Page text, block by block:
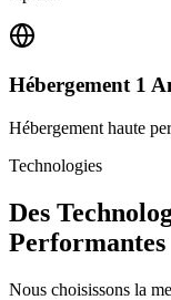
Hébergement 1
Hébergement haute
Technologies
Des
Performantes
Nous choisissons la